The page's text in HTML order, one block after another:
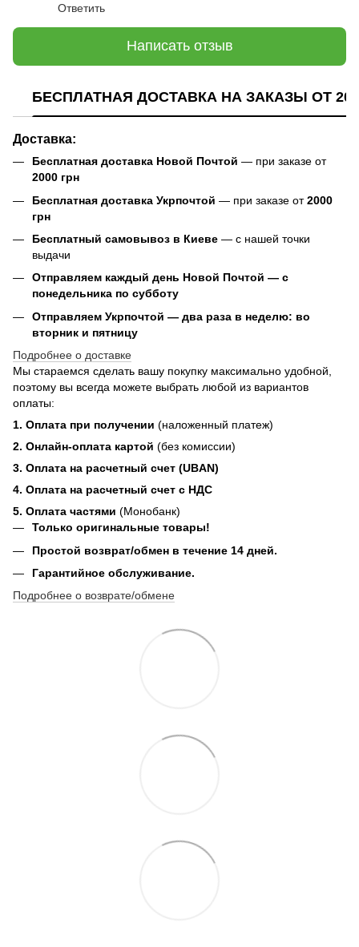
Ответить
Написать отзыв
БЕСПЛАТНАЯ ДОСТАВКА НА ЗАКАЗЫ ОТ
Доставка:
Бесплатная доставка Новой Почтой — при заказе от
2000 грн
Бесплатная доставка Укрпочтой — при заказе от2000
грн
Бесплатный самовывоз в Киеве — с нашей точки
выдачи
Отправляем каждый день Новой Почтой — с
понедельника по субботу
Отправляем Укрпочтой — два раза в неделю: во
вторник и пятницу
Подробнее о доставке
Мы стараемся сделать вашу покупку максимально удобной,
поэтому вы всегда можете выбрать любой из вариантов
оплаты:
1. Оплата при получении (наложенный платеж)
2. Онлайн-оплата картой (без комиссии)
3. Оплата на расчетный счет (UBAN)
4. Оплата на расчетный счет с НДС
5. Оплата частями (Монобанк)
Только оригинальные товары!
Простой возврат/обмен в течение 14 дней.
Гарантийное обслуживание.
Подробнее о возврате/обмене